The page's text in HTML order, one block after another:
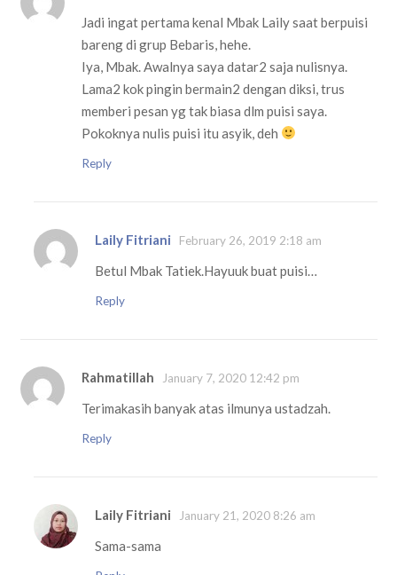
Jadi ingat pertama kenal Mbak Laily saat berpuisi
bareng di grup Bebaris, hehe.
Iya, Mbak. Awalnya saya datar2 saja nulisnya.
Lama2 kok pingin bermain2 dengan diksi, trus
memberi pesan yg tak biasa dlm puisi saya.
Pokoknya nulis puisi itu asyik, deh
Reply
Laily Fitriani February 26, 2019 2:18 am
Betul Mbak Tatiek.Hayuuk buat puisi…
Reply
Rahmatillah January 7, 2020 12:42 pm
Terimakasih banyak atas ilmunya ustadzah.
Reply
Laily Fitriani January 21, 2020 8:26 am
Sama-sama